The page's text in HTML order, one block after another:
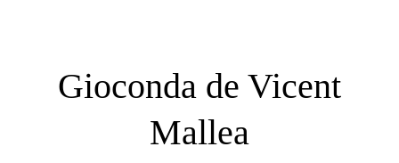
Gioconda de Vicent
Mallea